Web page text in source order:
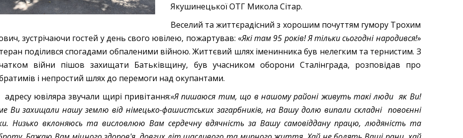
Якушинецької ОТГ Микола Сітар.
Веселий та життєрадісний з хорошим почуттям гумору Трохим
зустрічаючи гостей у день свого ювілею, пожартував: «Які там 95 років! Я тільки сьогодні народився!»
поділився спогадами обпаленими війною. Життєвий шлях іменинника був нелегким та тернистим. З
війни пішов захищати Батьківщину, був учасником оборони Сталінграда, розповідав про
і непростий шлях до перемоги над окупантами.
ювіляра звучали щирі привітання:«Я пишаюся тим, що в нашому районі живуть такі люди як Ви!
Ви захищали нашу землю від німецько-фашистських загарбників, на Вашудолю випали складні повоєнні
. Низько вклоняюсь та висловлюю Вам сердечну вдячність за Вашу самовіддану працю, людяність та